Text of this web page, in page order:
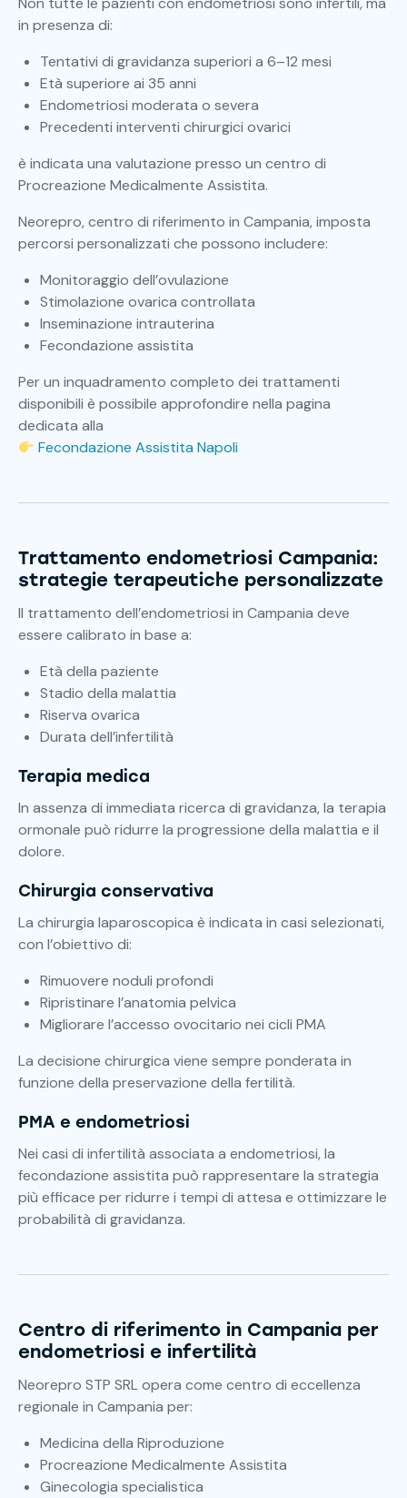
in presenza di:
Tentativi di gravidanza superiori a 6–12 mesi
Età superiore ai 35 anni
Endometriosi moderata o severa
Precedenti interventi chirurgici ovarici
è indicata una valutazione presso un centro di
Procreazione Medicalmente Assistita.
Neorepro, centro di riferimento in Campania, imposta
percorsi personalizzati che possono includere:
Monitoraggio dell’ovulazione
Stimolazione ovarica controllata
Inseminazione intrauterina
Fecondazione assistita
Per un inquadramento completo dei trattamenti
disponibili è possibile approfondire nella pagina
dedicata alla
Fecondazione Assistita Napoli
Trattamento endometriosi Campania:
strategie terapeutiche personalizzate
Il trattamento dell’endometriosi in Campania deve
essere calibrato in base a:
Età della paziente
Stadio della malattia
Riserva ovarica
Durata dell’infertilità
Terapia medica
In assenza di immediata ricerca di gravidanza, la terapia
ormonale può ridurre la progressione della malattia e il
dolore.
Chirurgia conservativa
La chirurgia laparoscopica è indicata in casi selezionati,
con l’obiettivo di:
Rimuovere noduli profondi
Ripristinare l’anatomia pelvica
Migliorare l’accesso ovocitario nei cicli PMA
La decisione chirurgica viene sempre ponderata in
funzione della preservazione della fertilità.
PMA e endometriosi
Nei casi di infertilità associata a endometriosi, la
fecondazione assistita può rappresentare la strategia
più efficace per ridurre i tempi di attesa e ottimizzare le
probabilità di gravidanza.
Centro di riferimento in Campania per
endometriosi e infertilità
Neorepro STP SRL opera come centro di eccellenza
regionale in Campania per:
Medicina della Riproduzione
Procreazione Medicalmente Assistita
Ginecologia specialistica